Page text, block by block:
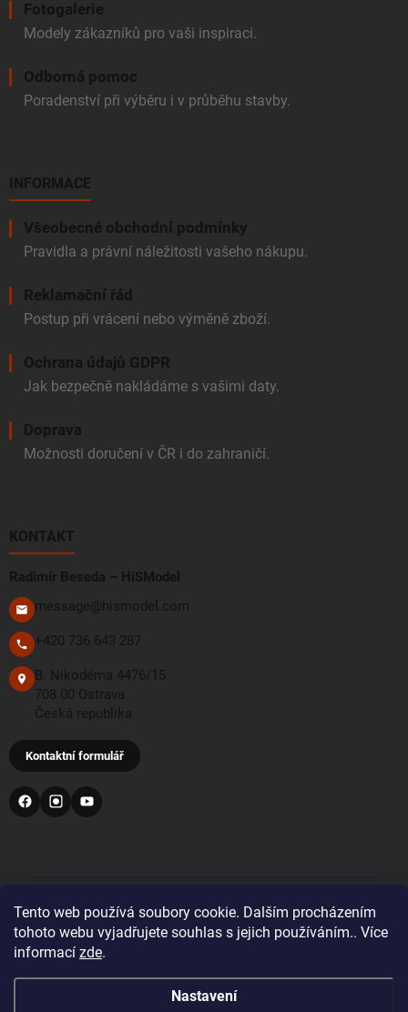
Tento web používá soubory cookie. Dalším procházením
tohoto webu vyjadřujete souhlas s jejich používáním.. Více
informací zde.
Nastavení
Pro objednávky z Velké Británie a Švýcarska se prosím
Fotogalerie
Modely zákazníků pro vaši inspiraci.
Odborná pomoc
Poradenství při výběru i v průběhu stavby.
INFORMACE
Všeobecné obchodní podmínky
Pravidla a právní náležitosti vašeho nákupu.
Reklamační řád
Postup při vrácení nebo výměně zboží.
Ochrana údajů GDPR
Jak bezpečně nakládáme s vašimi daty.
Doprava
Možnosti doručení v ČR i do zahraničí.
KONTAKT
Radimír Beseda – HiSModel
message@hismodel.com
+420 736 643 287
B. Nikodéma 4476/15
708 00 Ostrava
Česká republika
Kontaktní formulář
PŘIJÍMÁME TYTO PLATEBNÍ METODY